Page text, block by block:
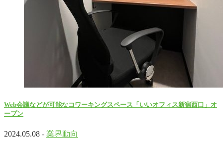
Web会議などが可能なコワーキングスペース「いいオフィス新宿西口」オ
ープン
2024.05.08 - 業界動向